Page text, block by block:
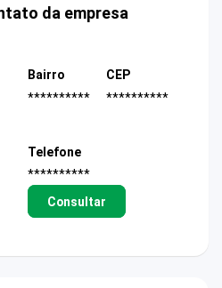
da empresa
Bairro
**********
CEP
**********
Telefone
**********
Consultar